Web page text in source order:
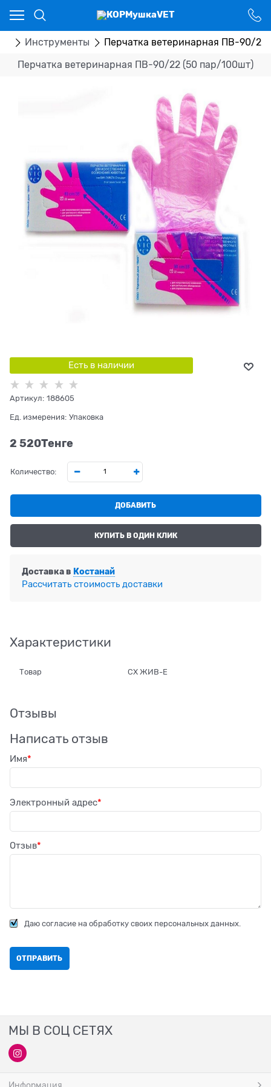
Инструменты Перчатка ветеринарная ПВ-90/22
Перчатка ветеринарная ПВ-90/22 (50 пар/100шт)
Есть в наличии
Артикул: 188605
Ед. измерения: Упаковка
2 520Tенге
Количество:
ДОБАВИТЬ
КУПИТЬ В ОДИН КЛИК
Доставка в Костанай
Рассчитать стоимость доставки
Характеристики
Товар СХ ЖИВ-Е
Отзывы
Написать отзыв
Имя
Электронный адрес
Отзыв
Даю согласие на обработку своих персональных данных.
МЫ В СОЦ СЕТЯХ
Информация
Ваш город - Костанай,
угадали?